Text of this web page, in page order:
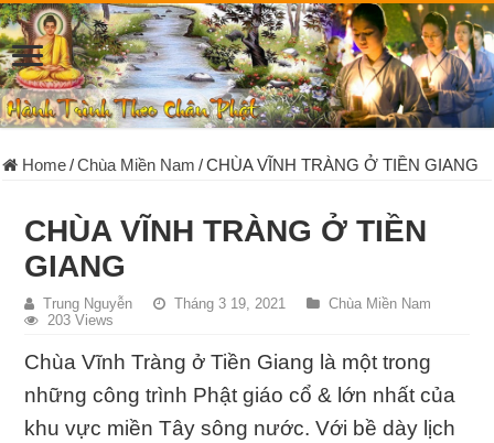
Home/Chùa Miền Nam /CHÙA VĨNH TRÀNG Ở TIỀN GIANG
CHÙA VĨNH TRÀNG Ở TIỀN
GIANG
Trung Nguyễn Tháng 3 19, 2021
Chùa Miền Nam
203 Views
Chùa Vĩnh Tràng ở Tiền Giang là một trong
những công trình Phật giáo cổ & lớn nhất của
khu vực miền Tây sông nước. Với bề dày lịch